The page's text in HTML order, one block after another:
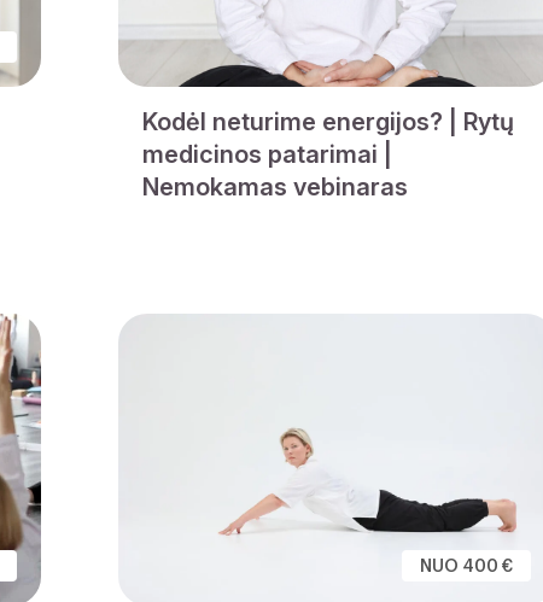
Kodėl neturime energijos? | Rytų
medicinos patarimai |
Nemokamas vebinaras
NUO 400 €